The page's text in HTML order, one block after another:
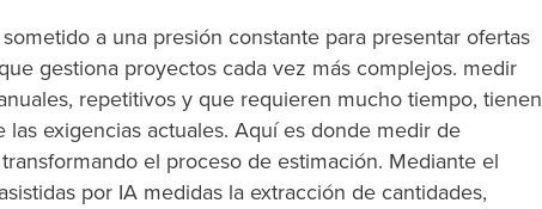
a una presión constante para presentar ofertas
gestiona proyectos cada vez más complejos. medir
repetitivos y que requieren mucho tiempo, tienen
exigencias actuales. Aquí es donde medir de
el proceso de estimación. Mediante el
por IA medidas la extracción de cantidades,